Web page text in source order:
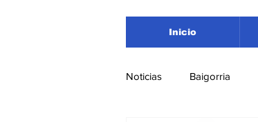
Inicio
Noticias Baigorria